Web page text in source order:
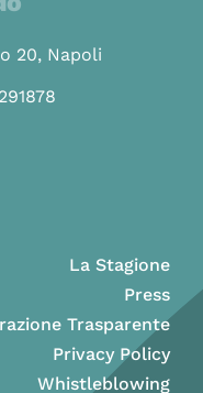
20, Napoli
La Stagione
Press
Trasparente
Privacy Policy
Whistleblowing